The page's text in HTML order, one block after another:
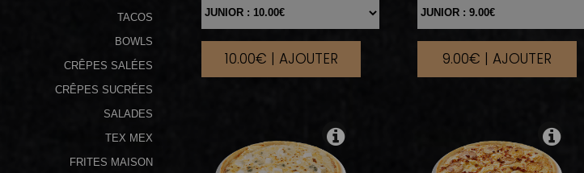
TACOS
BOWLS
CRÊPES SALÉES
CRÊPES SUCRÉES
SALADES
TEX MEX
FRITES MAISON
|
10.00€ | AJOUTER |
9.00€ | AJOUTER